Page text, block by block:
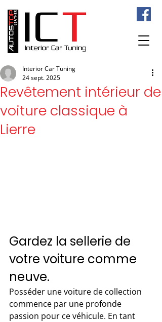
Revêtement intérieur de
voiture classique à
Lierre
Interior Car Tuning
24 sept. 2025
Gardez la sellerie de
votre voiture comme
neuve.
Posséder une voiture de collection
commence par une profonde
passion pour ce véhicule. En tant